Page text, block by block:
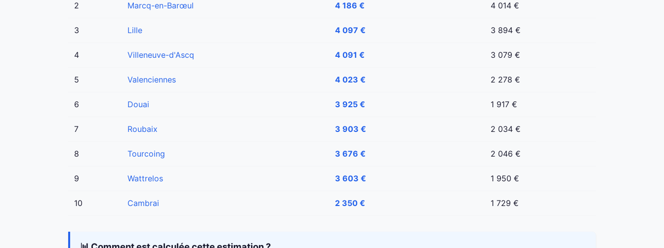
2 Marcq-en-Barœul 4 186 € 4 014 €
3 Lille 4 097 € 3 894 €
4 Villeneuve-d'Ascq 4 091 € 3 079 €
5 Valenciennes 4 023 € 2 278 €
6 Douai 3 925 € 1 917 €
7 Roubaix 3 903 € 2 034 €
8 Tourcoing 3 676 € 2 046 €
9 Wattrelos 3 603 € 1 950 €
10 Cambrai 2 350 € 1 729 €